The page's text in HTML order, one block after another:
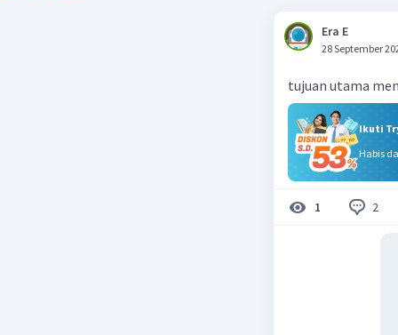
Era E
28 September
tujuan utama
Ikuti
Habis
1 2